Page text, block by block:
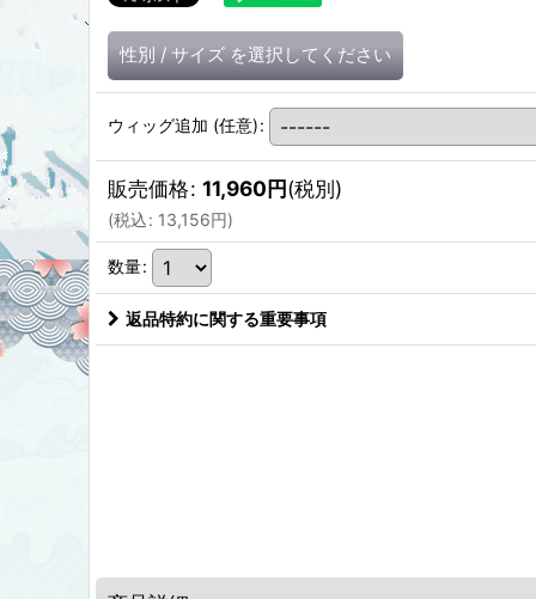
性別 / サイズ を選択してください
ウィッグ追加 (任意):
販売価格: 11,960円(税別)
(税込: 13,156円)
数量:
返品特約に関する重要事項